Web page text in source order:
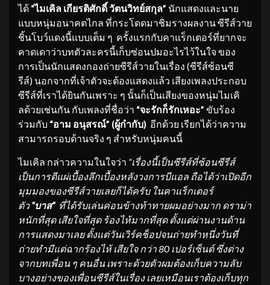
ได้ “ไมเคิล เกียรติศักดิ์ วัตนวิทย์สกุล” นักแสดงและนาย
แบบหนุ่มอนาคตไกล ที่กระโดดมาชิมรางผลงาน ซีรีส์วาย
ชิ้นโบว์แดงนี้แบบเต็ม ๆ ครั้งแรกกับคาแร็กเตอร์ที่ยากจะ
คาดเดาว่าบทตัวละครนี้เก็บซ่อนปมอะไรไว้ในใจ ของ
การเป็นนักแสดงกองถ่ายซีรีส์วายในเรื่อง (ซีรีส์ซ้อนซี
รีส์) นอกจากที่เจ้าตัวจะต้องแสดงแล้ว เสียงเพลงประกอบ
ซีรีส์ที่เราได้ยินกันเพราะ ๆ นั้นก็เป็นเสียงของหนุ่มไมเคิ
ลด้วยเช่นกัน กับเพลงที่ชื่อว่า “จะรักก็รักเหอะ” ขับร้อง
ร่วมกับ “อาม อนุสรณ์” (ผู้กำกับ) อีกด้วย เรียกได้ว่าความ
สามารถรอบด้านจริง ๆ สำหรับหนุ่มคนนี้
ไมเคิล กล่าวความในใจว่า “เรื่องนี้เป็นซีรีส์ที่ซ้อนซีรีส์
เป็นการตีแผ่เบื้องลึกเบื้องหลังวงการบีแอล ถือได้ว่าเปิดอีก
มุมมองของซีรีส์วายเลยก็ได้ครับ ในคาแร็กเตอร์
ตัว“บาส” ที่ได้รับเล่นค่อนข้างท้าทายผมอย่างมาก ดราม่า
หนักที่สุด เสียใจที่สุด ร้องไห้มากที่สุด ตั้งแต่ผ่านงานด้าน
การแสดงมาเลย ตั้งแต่วันเวิร์คช็อปจนถ่ายทำหนึ่งวันที่
ถ่ายทำมีแต่ฉากร้องไห้ เสียใจ กว่า 80 เปอร์เซ็นต์ ซึ่งต่าง
จากบทเพื่อน ๆ คนอื่น เพราะด้วยตัวผมต้องเก็บความลับ
บางอย่างของเพื่อนซีรีส์ในเรื่อง เลยเหมือนเราต้องเก็บทุก